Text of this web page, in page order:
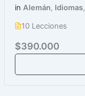
in Alemán, Idiomas,
10 Lecciones
$390.000